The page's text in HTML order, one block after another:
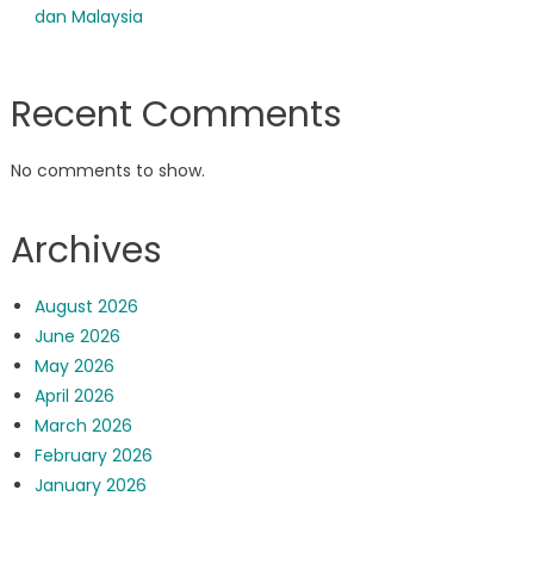
dan Malaysia
Recent Comments
No comments to show.
Archives
August 2026
June 2026
May 2026
April 2026
March 2026
February 2026
January 2026